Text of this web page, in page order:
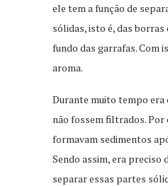
ele tem a função de
sólidas, isto é, das borras
fundo das garrafas. Com
aroma.
Durante muito tempo era
não fossem filtrados. Por
formavam sedimentos
Sendo assim, era preciso
separar essas partes